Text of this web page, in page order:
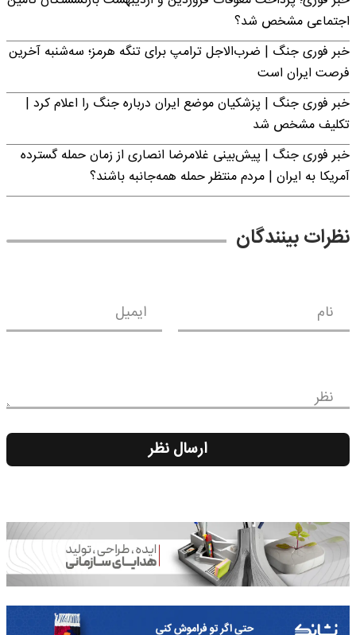
اجتماعی مشخص شد؟
خبر فوری جنگ | ضرب‌الاجل ترامپ برای تنگه هرمز؛ سه‌شنبه آخرین
فرصت ایران است
خبر فوری جنگ | پزشکیان موضع ایران درباره جنگ را اعلام کرد |
تکلیف مشخص شد
خبر فوری جنگ | پیش‌بینی غلامرضا انصاری از زمان حمله گسترده
آمریکا به ایران | مردم منتظر حمله همه‌جانبه باشند؟
نظرات بینندگان
نام ایمیل
نظر
ارسال نظر